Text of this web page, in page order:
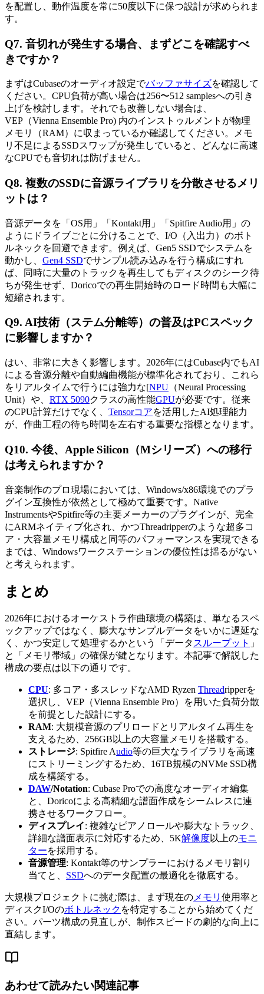
を配置し、動作温度を常に50度以下に保つ設計が求められま
す。
Q7. 音切れが発生する場合、まずどこを確認すべ
きですか？
まずはCubaseのオーディオ設定でバッファサイズを確認して
ください。CPU負荷が高い場合は256〜512 samplesへの引き
上げを検討します。それでも改善しない場合は、
VEP（Vienna Ensemble Pro) 内のインストゥルメントが物理
メモリ（RAM）に収まっているか確認してください。メモ
リ不足によるSSDスワップが発生していると、どんなに高速
なCPUでも音切れは防げません。
Q8. 複数のSSDに音源ライブラリを分散させるメリ
ットは？
音源データを「OS用」「Kontakt用」「Spitfire Audio用」の
ようにドライブごとに分けることで、I/O（入出力）のボト
ルネックを回避できます。例えば、Gen5 SSDでシステムを
動かし、 Gen4 SSDでサンプル読み込みを行う構成にすれ
ば、同時に大量のトラックを再生してもディスクのシーク待
ちが発生せず、Doricoでの再生開始時のロード時間も大幅に
短縮されます。
Q9. AI技術（ステム分離等）の普及はPCスペック
に影響しますか？
はい、非常に大きく影響します。2026年にはCubase内でもAI
による音源分離や自動編曲機能が標準化されており、これら
をリアルタイムで行うには強力な[NPU （Neural Processing
Unit）や、 RTX 5090クラスの高性能GPUが必要です。従来
のCPU計算だけでなく、 Tensorコアを活用したAI処理能力
が、作曲工程の待ち時間を左右する重要な指標となります。
Q10. 今後、Apple Silicon（Mシリーズ）への移行
は考えられますか？
音楽制作のプロ現場においては、Windows/x86環境でのプラ
グイン互換性が依然として極めて重要です。Native
InstrumentsやSpitfire等の主要メーカーのプラグインが、完全
にARMネイティブ化され、かつThreadripperのような超多コ
ア・大容量メモリ構成と同等のパフォーマンスを実現できる
までは、Windowsワークステーションの優位性は揺るがない
と考えられます。
まとめ
2026年におけるオーケストラ作曲環境の構築は、単なるスペ
ックアップではなく、膨大なサンプルデータをいかに遅延な
く、かつ安定して処理するかという「データ スループット 」
と「メモリ帯域」の確保が鍵となります。本記事で解説した
構成の要点は以下の通りです。
CPU: 多コア・多スレッドなAMD Ryzen Threadripperを
選択し、VEP（Vienna Ensemble Pro）を用いた負荷分散
を前提とした設計にする。
RAM: 大規模音源のプリロードとリアルタイム再生を
支えるため、256GB以上の大容量メモリを搭載する。
ストレージ: Spitfire Audio等の巨大なライブラリを高速
にストリーミングするため、16TB規模のNVMe SSD構
成を構築する。
DAW/Notation: Cubase Proでの高度なオーディオ編集
と、Doricoによる高精細な譜面作成をシームレスに連
携させるワークフロー。
ディスプレイ: 複雑なピアノロールや膨大なトラック、
詳細な譜面表示に対応するため、5K解像度以上のモニ
ターを採用する。
音源管理: Kontakt等のサンプラーにおけるメモリ割り
当てと、 SSDへのデータ配置の最適化を徹底する。
大規模プロジェクトに挑む際は、まず現在の メモリ 使用率と
ディスクI/Oのボトルネック を特定することから始めてくだ
さい。パーツ構成の見直しが、制作スピードの劇的な向上に
直結します。
あわせて読みたい関連記事